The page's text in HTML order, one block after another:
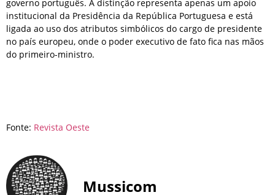
governo português. A distinção representa apenas um apoio
institucional da Presidência da República Portuguesa e está
ligada ao uso dos atributos simbólicos do cargo de presidente
no país europeu, onde o poder executivo de fato fica nas mãos
do primeiro-ministro.
Fonte: Revista Oeste
Mussicom